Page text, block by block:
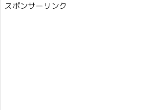
スポンサーリンク